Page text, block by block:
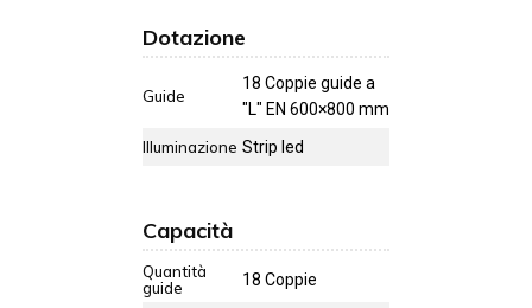
Dotazione
Guide
18 Coppie guide a
"L" EN 600×800 mm
Illuminazione Strip led
Capacità
Quantità
guide
18 Coppie